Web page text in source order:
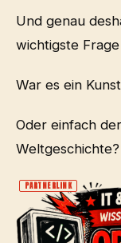
Und genau
wichtigste
War es ein
Oder einfach
Weltgeschichte?
PARTNERLINK